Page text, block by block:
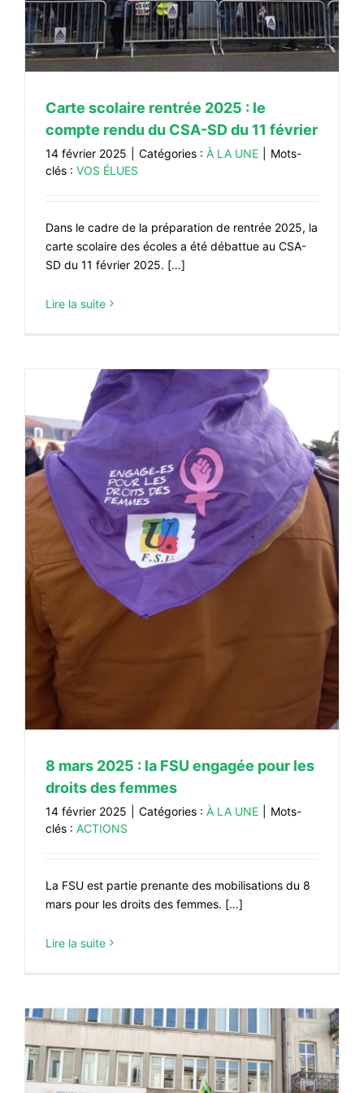
#VOS ÉLUES
#FORMATION
#ÉLECTIONS
#MÉDIAS
#ARCHIVES
Carte scolaire rentrée 2025 : le
compte rendu du CSA-SD du 11 février
14 février 2025 Catégories : À LA UNE
Mots-
clés : VOS ÉLUES
Dans le cadre de la préparation de rentrée 2025, la
carte scolaire des écoles a été débattue au CSA-
SD du 11 février 2025. […]
Lire la suite
8 mars 2025 : la FSU engagée pour les
droits des femmes
14 février 2025 Catégories : À LA UNE
Mots-
clés : ACTIONS
La FSU est partie prenante des mobilisations du 8
mars pour les droits des femmes. […]
Lire la suite